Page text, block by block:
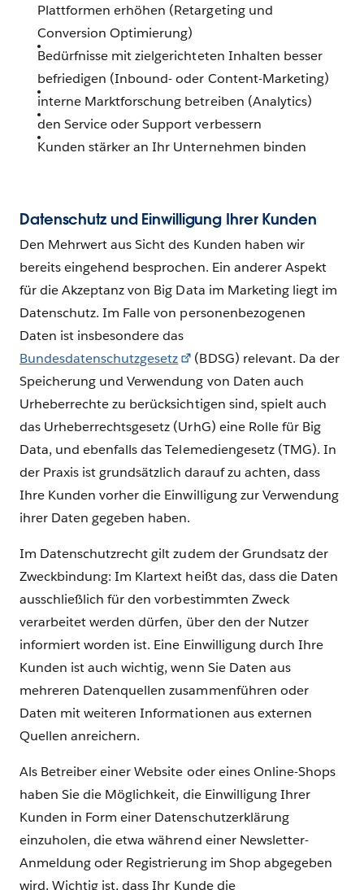
Plattformen erhöhen (Retargeting und
Conversion Optimierung)
Bedürfnisse mit zielgerichteten Inhalten besser
befriedigen (Inbound- oder Content-Marketing)
interne Marktforschung betreiben (Analytics)
den Service oder Support verbessern
Kunden stärker an Ihr Unternehmen binden
Datenschutz und Einwilligung Ihrer Kunden
Den Mehrwert aus Sicht des Kunden haben wir
bereits eingehend besprochen. Ein anderer Aspekt
für die Akzeptanz von Big Data im Marketing liegt im
Datenschutz. Im Falle von personenbezogenen
Daten ist insbesondere das
Bundesdatenschutzgesetz
(BDSG) relevant. Da der
Speicherung und Verwendung von Daten auch
Urheberrechte zu berücksichtigen sind, spielt auch
das Urheberrechtsgesetz (UrhG) eine Rolle für Big
Data, und ebenfalls das Telemediengesetz (TMG). In
der Praxis ist grundsätzlich darauf zu achten, dass
Ihre Kunden vorher die Einwilligung zur Verwendung
ihrer Daten gegeben haben.
Im Datenschutzrecht gilt zudem der Grundsatz der
Zweckbindung: Im Klartext heißt das, dass die Daten
ausschließlich für den vorbestimmten Zweck
verarbeitet werden dürfen, über den der Nutzer
informiert worden ist. Eine Einwilligung durch Ihre
Kunden ist auch wichtig, wenn Sie Daten aus
mehreren Datenquellen zusammenführen oder
Daten mit weiteren Informationen aus externen
Quellen anreichern.
Als Betreiber einer Website oder eines Online-Shops
haben Sie die Möglichkeit, die Einwilligung Ihrer
Kunden in Form einer Datenschutzerklärung
einzuholen, die etwa während einer Newsletter-
Anmeldung oder Registrierung im Shop abgegeben
wird. Wichtig ist, dass Ihr Kunde die